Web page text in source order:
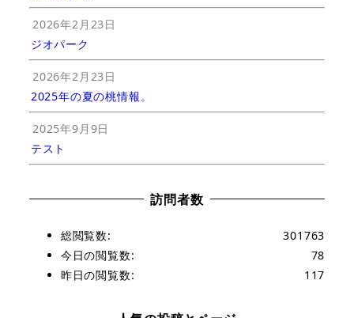
2026年2月23日
ジオパーク
2026年2月23日
2025年の夏の桃情報。
2025年9月9日
テスト
訪問者数
301763
総閲覧数:
78
今日の閲覧数:
117
昨日の閲覧数: